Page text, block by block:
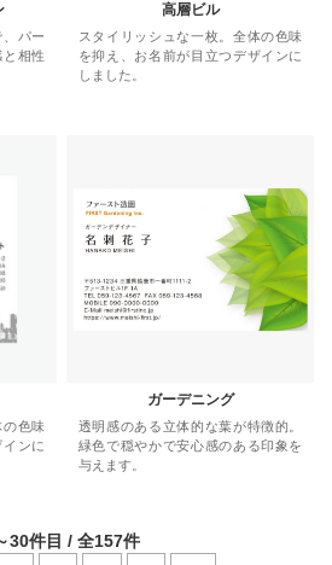
パー
相性
高層ビル
スタイリッシュな一枚。全体の色味
を抑え、お名前が目立つデザインに
しました。
の色味
ンに
ガーデニング
透明感のある立体的な葉が特徴的。
緑色で穏やかで安心感のある印象を
与えます。
30件目 / 全157件